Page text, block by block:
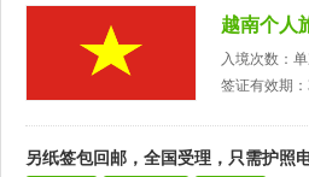
越南个人
入境次数：
签证有效期
另纸签包回邮，全国受理，只需护照